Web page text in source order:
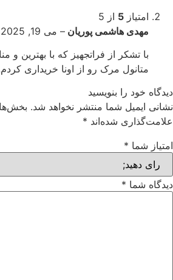
امتیاز از 5
مهدی هاشمی پوریان– می 19, 2025
با تشکر از فراتجهیز که با بهترین و
متانول مرک رو از اونا خریداری کردم.
خود را بنویسید
ایمیل شما منتشر نخواهد شد. بخش‌های
شده‌اند*
شما*
شما*